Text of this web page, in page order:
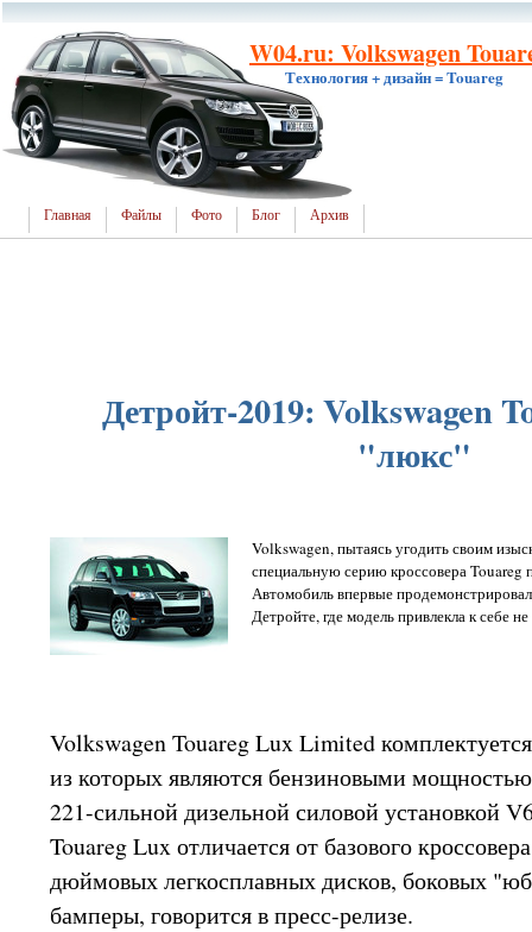
W04.ru: Volkswagen
Технология + дизайн = Touareg
Главная Файлы Фото Блог Архив
Детройт-2019: Volkswagen
"люкс"
Volkswagen, пытаясь угодить своим
специальную серию кроссовера
Автомобиль впервые
Детройте, где модель привлекла к себе
Volkswagen Touareg Lux Limited
из которых являются бензиновыми
221-сильной дизельной силовой установкой
Touareg Lux отличается от базового
дюймовых легкосплавных дисков, боковых
бамперы, говорится в пресс-релизе.